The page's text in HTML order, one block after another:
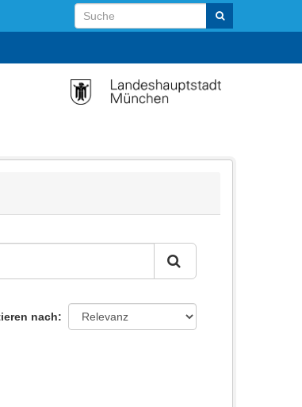
nach